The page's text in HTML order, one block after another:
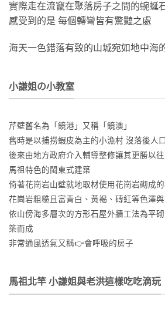
實際走在流竄在聚落房子之間的蜿蜒
感受到的是 每個轉彎皆有驚豔之處
海天一色錯落有致的山城宛如地中海
小謙姐の小教室
芹壁舊名為「鏡港」又稱「鏡澳」
舊時是以捕撈蝦皮為主的小漁村 沒落後人
後來由地方政府介入輔導整修讓其更勝以
馬祖特色的閩東式建築
倚著花崗岩山壁就地取材使用花崗岩砌成
花崗岩粗糙且富青白、黃褐、磚紅等色澤
依山傍海多層次的方形石屋外牆工法為平
築而成
非常通風透氣又稱👉會呼吸的房子
馬祖北竿 小謙姐與老洪這樣吃吃滴玩